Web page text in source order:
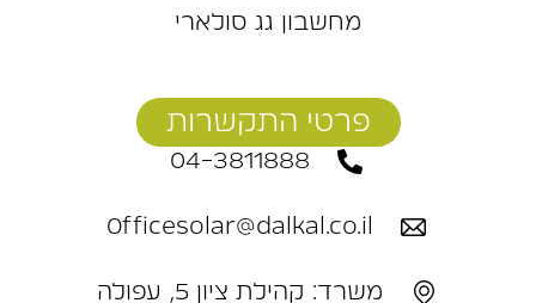
מחשבון גג סולארי
פרטי התקשרות
04-3811888
Officesolar@dalkal.co.il
משרד: קהילת ציון 5, עפולה